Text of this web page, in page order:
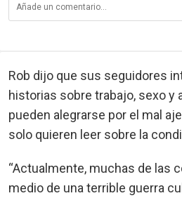
Rob dijo que sus seguidores
historias sobre trabajo, sexo y
pueden alegrarse por el mal
solo quieren leer sobre la
“Actualmente, muchas de las
medio de una terrible guerra